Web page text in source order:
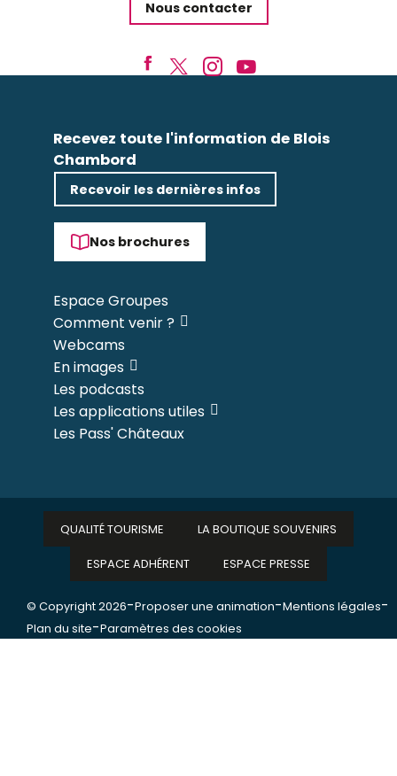
Nous contacter
Recevez toute l'information de Blois
Chambord
Recevoir les dernières infos
Nos brochures
Espace Groupes
Comment venir ?
Webcams
En images
Les podcasts
Les applications utiles
Les Pass' Châteaux
© Copyright 2026-Proposer une animation-Mentions légales-
Plan du site-Paramètres des cookies
QUALITÉ TOURISME LA BOUTIQUE SOUVENIRS
ESPACE ADHÉRENT ESPACE PRESSE